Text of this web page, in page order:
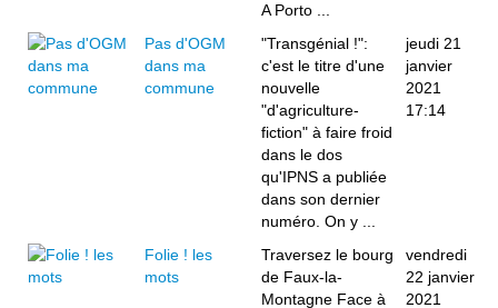
A Porto ...
Pas d'OGM
dans ma
commune
"Transgénial !":
c'est le titre d'une
nouvelle
"d'agriculture-
fiction" à faire froid
dans le dos
qu'IPNS a publiée
dans son dernier
numéro. On y ...
jeudi 21
janvier
2021
17:14
Folie ! les
mots
Traversez le bourg
de Faux-la-
Montagne Face à
vendredi
22 janvier
2021